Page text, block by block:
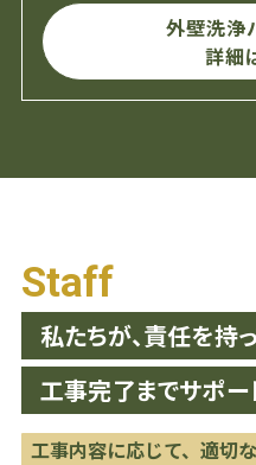
外壁洗浄
詳細
Staff
私たちが、責任を持
工事完了までサポー
工事内容に応じて、適切